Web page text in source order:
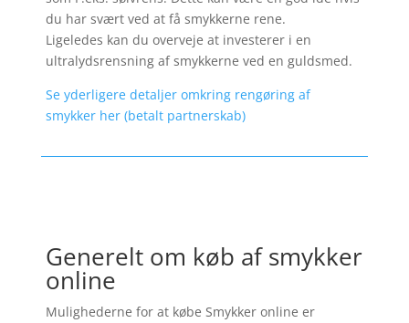
du har svært ved at få smykkerne rene.
Ligeledes kan du overveje at investerer i en
ultralydsrensning af smykkerne ved en guldsmed.
Se yderligere detaljer omkring rengøring af
smykker her (betalt partnerskab)
Generelt om køb af smykker
online
Mulighederne for at købe Smykker online er